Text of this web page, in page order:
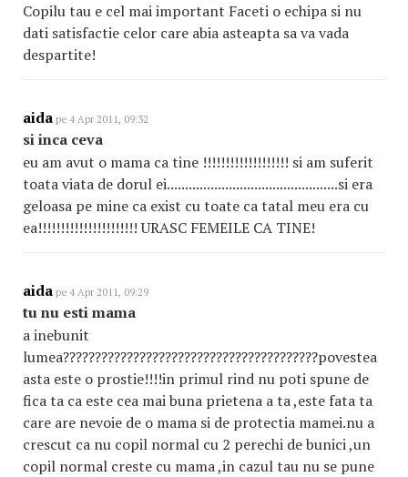
Copilu tau e cel mai important Faceti o echipa si nu
dati satisfactie celor care abia asteapta sa va vada
despartite!
aida pe 4 Apr 2011, 09:32
si inca ceva
eu am avut o mama ca tine !!!!!!!!!!!!!!!!!!! si am suferit
toata viata de dorul ei...............................................si era
geloasa pe mine ca exist cu toate ca tatal meu era cu
ea!!!!!!!!!!!!!!!!!!!!!! URASC FEMEILE CA TINE!
aida pe 4 Apr 2011, 09:29
tu nu esti mama
a inebunit
lumea????????????????????????????????????????povestea
asta este o prostie!!!!in primul rind nu poti spune de
fica ta ca este cea mai buna prietena a ta ,este fata ta
care are nevoie de o mama si de protectia mamei.nu a
crescut ca nu copil normal cu 2 perechi de bunici ,un
copil normal creste cu mama ,in cazul tau nu se pune